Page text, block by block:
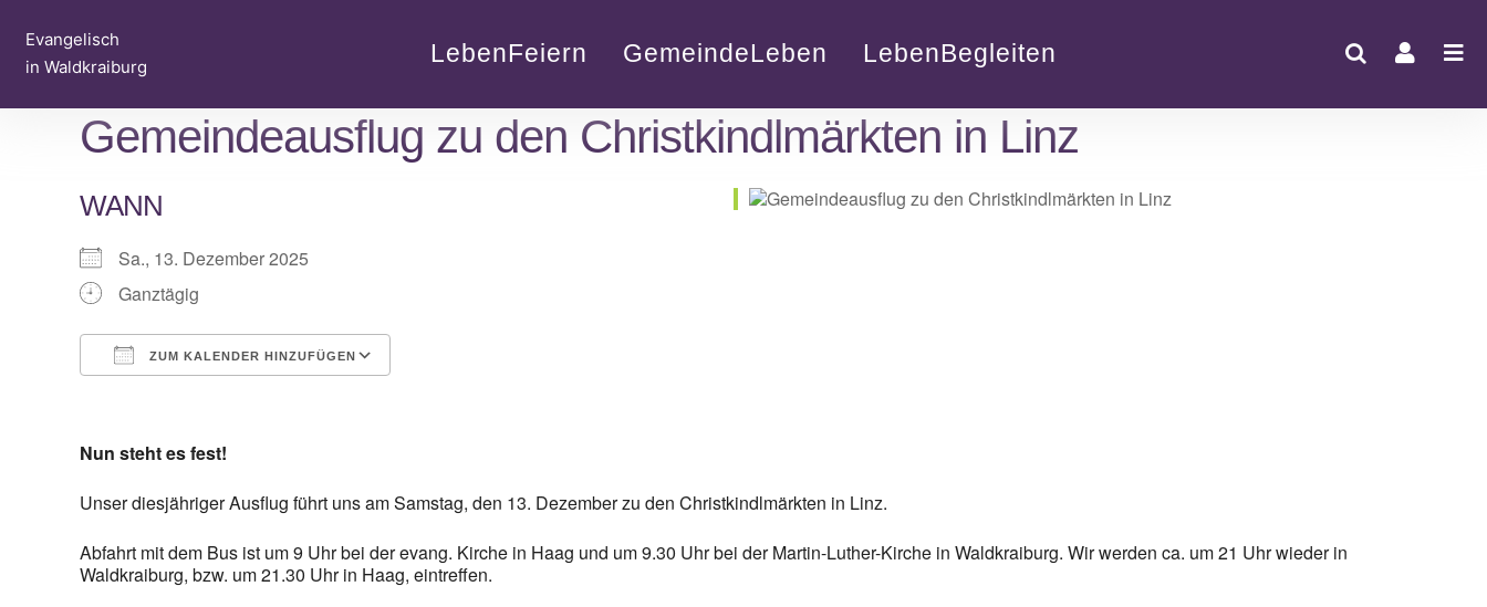
Inhalt
springen
Evangelisch
in Waldkraiburg
LebenFeiern GemeindeLeben LebenBegleiten
Gemeindeausflug zu den Christkindlmärkten in Linz
WANN
Sa., 13. Dezember 2025
Ganztägig
ZUM KALENDER HINZUFÜGEN
Nun steht es fest!
Unser diesjähriger Ausflug führt uns am Samstag, den 13. Dezember zu den Christkindlmärkten in Linz.
Abfahrt mit dem Bus ist um 9 Uhr bei der evang. Kirche in Haag und um 9.30 Uhr bei der Martin-Luther-Kirche in Waldkraiburg. Wir werden ca. um 21 Uhr wieder in
Waldkraiburg, bzw. um 21.30 Uhr in Haag, eintreffen.